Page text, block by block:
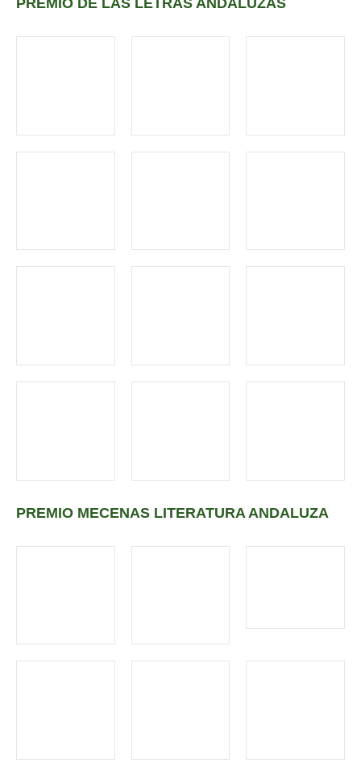
PREMIO DE LAS LETRAS ANDALUZAS
PREMIO MECENAS LITERATURA ANDALUZA